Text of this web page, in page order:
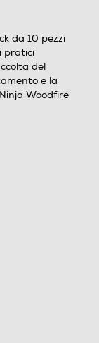
da 10 pezzi
pratici
del
e la
Woodfire